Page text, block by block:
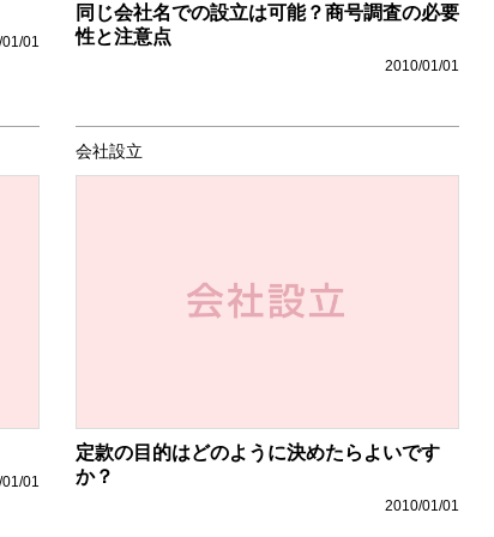
01
同じ会社名での設立は可能？商号調査の必要
性と注意点
2010/01/01
01
会社設立
定款の目的はどのように決めたらよいです
か？
2010/01/01